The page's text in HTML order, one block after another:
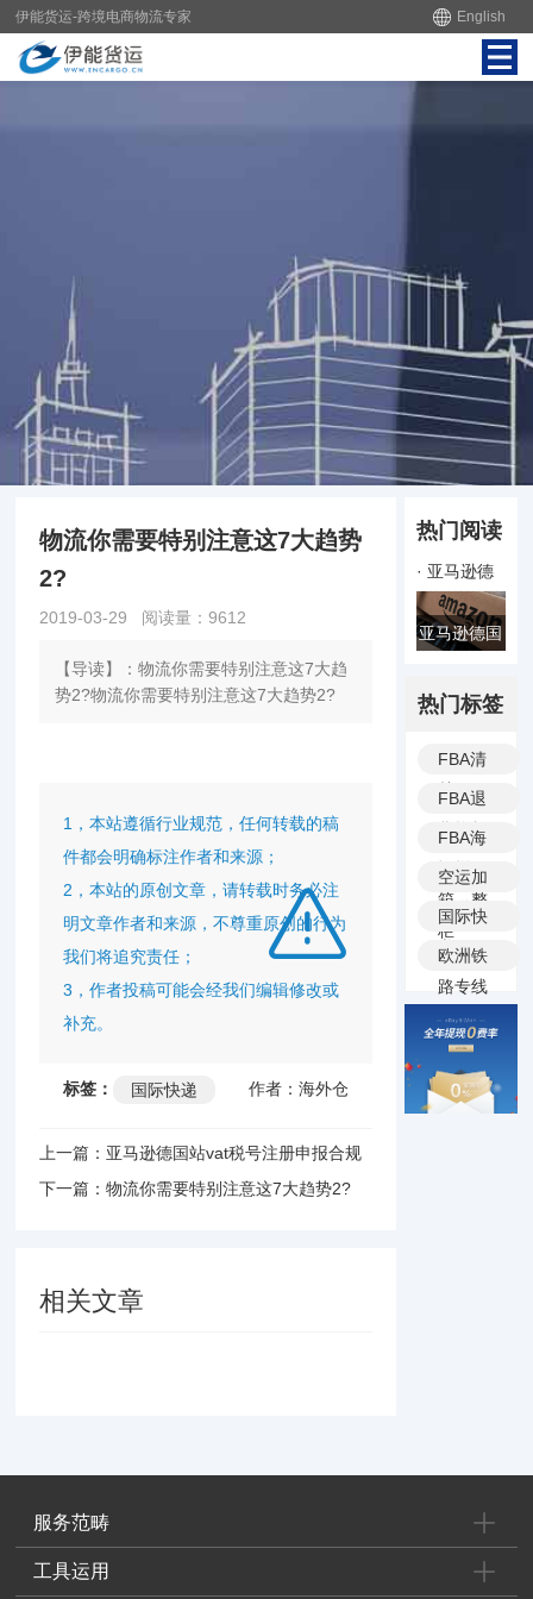
伊能货运-跨境电商物流专家 English
物流你需要特别注意这7大趋势
2?
2019-03-29 阅读量：9612
【导读】：物流你需要特别注意这7大趋
势2?物流你需要特别注意这7大趋势2?
1，本站遵循行业规范，任何转载的稿
件都会明确标注作者和来源；
2，本站的原创文章，请转载时务必注
明文章作者和来源，不尊重原创的行为
我们将追究责任；
3，作者投稿可能会经我们编辑修改或
补充。
标签： 国际快递 作者：海外仓
上一篇：亚马逊德国站vat税号注册申报合规
依据及其禁限售政
下一篇：物流你需要特别注意这7大趋势2?
相关文章
热门阅读
· 亚马逊德
国站vat税
号注册申报
亚马逊德国
注册申报合
热门标签
FBA清
关
FBA退
货换标
FBA海
运拼
箱、整
柜
空运加
派送
国际快
递
欧洲铁
路专线
服务范畴
工具运用